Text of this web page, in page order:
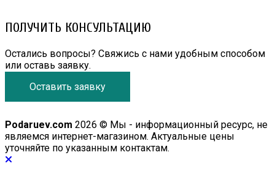
ПОЛУЧИТЬ КОНСУЛЬТАЦИЮ
Остались вопросы? Свяжись с нами удобным способом
или оставь заявку.
Оставить заявку
Podaruev.com 2026 © Мы - информационный ресурс, не
являемся интернет-магазином. Актуальные цены
уточняйте по указанным контактам.